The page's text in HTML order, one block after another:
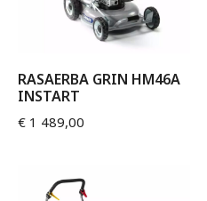
RASAERBA GRIN HM46A
INSTART
€ 1 489,00